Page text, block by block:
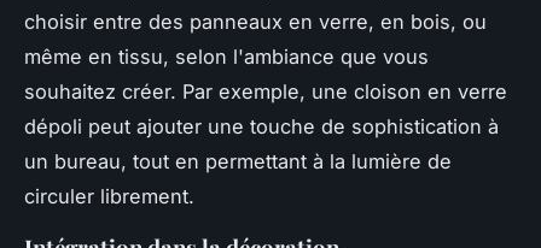
choisir entre des panneaux en verre, en bois, ou
même en tissu, selon l'ambiance que vous
souhaitez créer. Par exemple, une cloison en verre
dépoli peut ajouter une touche de sophistication à
un bureau, tout en permettant à la lumière de
circuler librement.